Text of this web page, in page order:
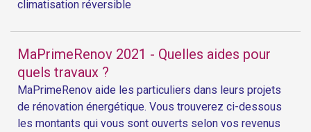
climatisation réversible
MaPrimeRenov 2021 - Quelles aides pour
quels travaux ?
MaPrimeRenov aide les particuliers dans leurs projets
de rénovation énergétique. Vous trouverez ci-dessous
les montants qui vous sont ouverts selon vos revenus